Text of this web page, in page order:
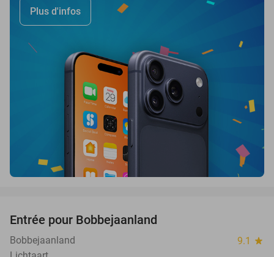
Plus d'infos
Entrée pour Bobbejaanland
Bobbejaanland 9.1 star